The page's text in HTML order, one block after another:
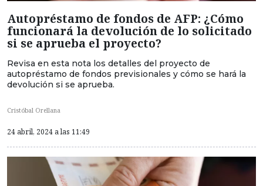
Autopréstamo de fondos de AFP: ¿Cómo
funcionará la devolución de lo solicitado
si se aprueba el proyecto?
Revisa en esta nota los detalles del proyecto de
autopréstamo de fondos previsionales y cómo se hará la
devolución si se aprueba.
Cristóbal Orellana
24 abril, 2024 a las 11:49